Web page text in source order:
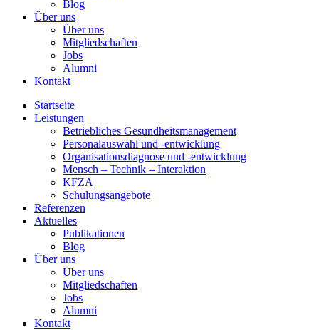
Blog
Über uns
Über uns
Mitgliedschaften
Jobs
Alumni
Kontakt
Startseite
Leistungen
Betriebliches Gesundheitsmanagement
Personalauswahl und -entwicklung
Organisationsdiagnose und -entwicklung
Mensch – Technik – Interaktion
KFZA
Schulungsangebote
Referenzen
Aktuelles
Publikationen
Blog
Über uns
Über uns
Mitgliedschaften
Jobs
Alumni
Kontakt